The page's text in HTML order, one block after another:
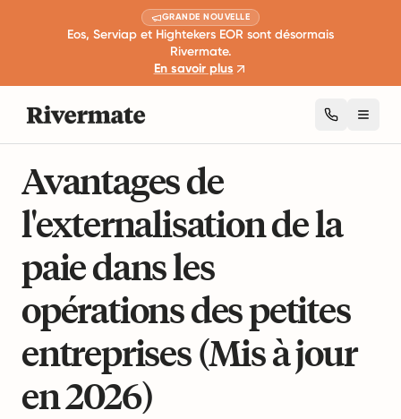
GRANDE NOUVELLE
Eos, Serviap et Hightekers EOR sont désormais
Rivermate.
En savoir plus
Avantages de
l'externalisation de la
paie dans les
opérations des petites
entreprises (Mis à jour
en 2026)